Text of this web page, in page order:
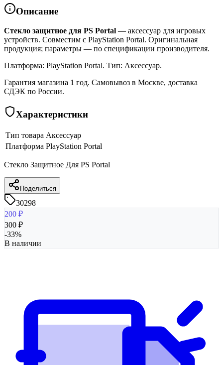
Описание
Стекло защитное для PS Portal — аксессуар для игровых
устройств. Совместим с PlayStation Portal. Оригинальная
продукция; параметры — по спецификации производителя.
Платформа: PlayStation Portal. Тип: Аксессуар.
Гарантия магазина 1 год. Самовывоз в Москве, доставка
СДЭК по России.
Характеристики
Тип товара Аксессуар
Платформа PlayStation Portal
Стекло Защитное Для PS Portal
Поделиться
30298
200 ₽
300 ₽
-33%
В наличии